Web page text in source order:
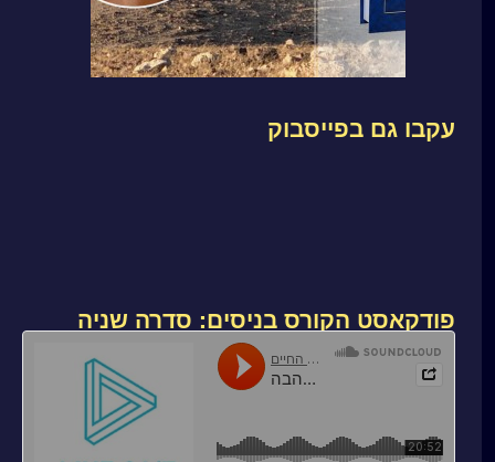
עקבו גם בפייסבוק
פודקאסט הקורס בניסים: סדרה שניה